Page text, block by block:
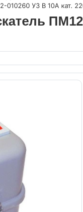
010260 У3 В 10А кат.